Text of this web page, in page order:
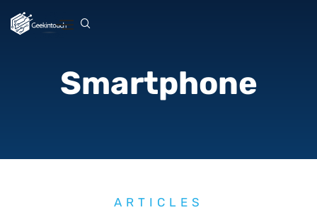
Smartphone
ARTICLES